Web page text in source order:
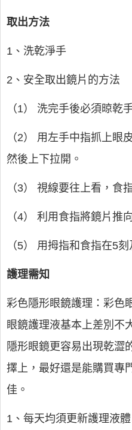
取出方法
1、洗乾淨手
2、安全取出鏡片的方法
（1） 洗完手後必須晾乾
（2） 用左手中指抓上眼
然後上下拉開。
（3） 視線要往上看，食
（4） 利用食指將鏡片推
（5） 用拇指和食指在5
護理需知
彩色隱形眼鏡護理：彩色
眼鏡護理液基本上差別不
隱形眼鏡更容易出現乾澀
擇上，最好還是能購買專
佳。
1、每天均須更新護理液